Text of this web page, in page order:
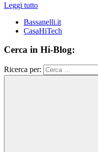
Leggi tutto
Bassanelli.it
CasaHiTech
Cerca in Hi-Blog:
Ricerca per: